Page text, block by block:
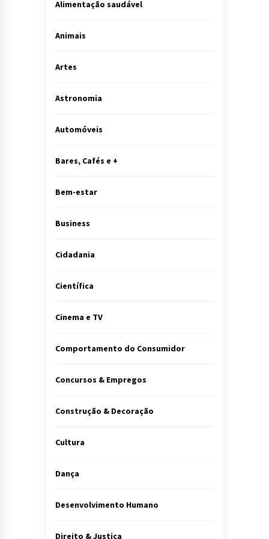
Alimentação saudável
Animais
Artes
Astronomia
Automóveis
Bares, Cafés e +
Bem-estar
Business
Cidadania
Científica
Cinema e TV
Comportamento do Consumidor
Concursos & Empregos
Construção & Decoração
Cultura
Dança
Desenvolvimento Humano
Direito & Justiça